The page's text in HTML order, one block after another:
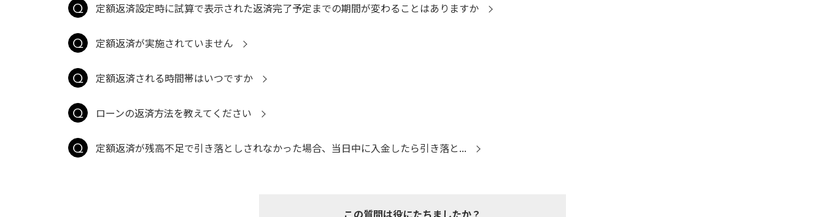
定額返済設定時に試算で表示された返済完了予定までの期間が変わることはありますか
定額返済が実施されていません
定額返済される時間帯はいつですか
ローンの返済方法を教えてください
定額返済が残高不足で引き落としされなかった場合、当日中に入金したら引き落と...
この質問は役にたちましたか？